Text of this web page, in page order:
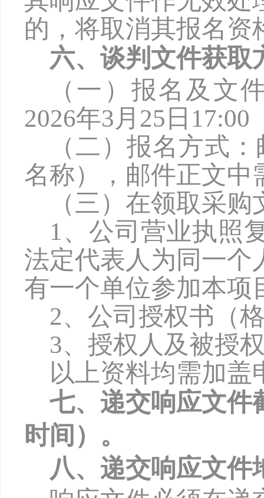
的，将取消其报名资
六、谈判文件获取
（一）报名及文
2026年3 月 25 日 17:00
（二）报名方式
名称），邮件正文中
（三）在领取采
1、公司营业执照
法定代表人为同一个
有一个单位参加本项
2、公司授权书（
3、授权人及被授
以上资料均需加
七、递交响应文件
时间）。
八、递交响应文件